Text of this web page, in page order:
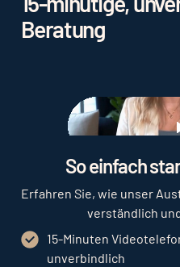
Beratung
So einfach
Erfahren Sie, wie unser
verständlich
15-Minuten
unverbindlich